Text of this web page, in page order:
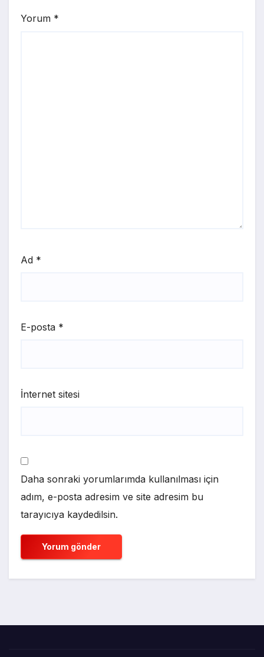
Yorum *
Ad *
E-posta *
İnternet sitesi
Daha sonraki yorumlarımda kullanılması için
adım, e-posta adresim ve site adresim bu
tarayıcıya kaydedilsin.